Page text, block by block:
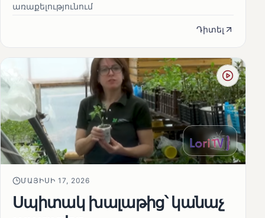
առաքելությունում
Դիտել
ՄԱՅԻՍԻ 17, 2026
Սպիտակ խալաթից՝ կանաչ